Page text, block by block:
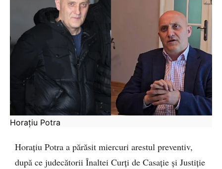
Horațiu Potra
Horațiu Potra a părăsit miercuri arestul preventiv,
după ce judecătorii Înaltei Curți de Casație și Justiție